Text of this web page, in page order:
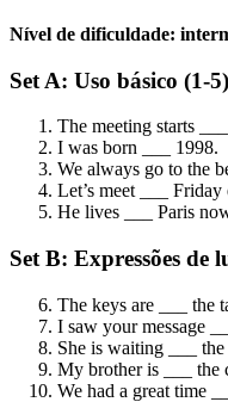
Nível de dificuldade:
Set A: Uso básico (1-5)
The meeting starts
I was born ___ 1998.
We always go to the
Let’s meet ___ Friday
He lives ___ Paris
Set B: Expressões de
The keys are ___ the
I saw your message
She is waiting ___ the
My brother is ___ the
We had a great time